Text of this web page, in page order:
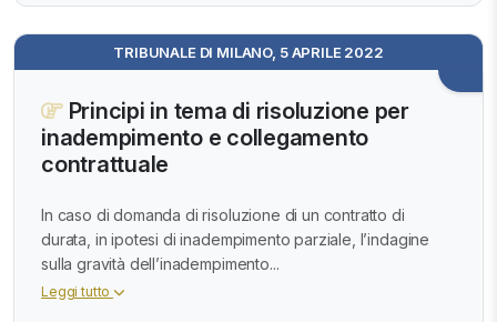
TRIBUNALE DI MILANO, 5 APRILE 2022
Principi in tema di risoluzione per
inadempimento e collegamento
contrattuale
In caso di domanda di risoluzione di un contratto di
durata, in ipotesi di inadempimento parziale, l’indagine
sulla gravità dell’inadempimento...
Leggi tutto